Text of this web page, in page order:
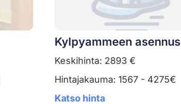
Kylpyammeen asennus
Keskihinta: 2893 €
Hintajakauma: 1567 - 4275€
Katso hinta